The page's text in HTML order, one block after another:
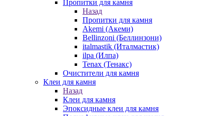
Пропитки для камня
Назад
Пропитки для камня
Akemi (Акеми)
Bellinzoni (Беллинзони)
italmastik (Италмастик)
ilpa (Илпа)
Tenax (Тенакс)
Очистители для камня
Клеи для камня
Назад
Клеи для камня
Эпоксидные клеи для камня